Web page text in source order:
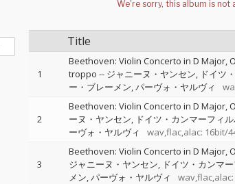
Title
1
Beethoven: Violin Concerto in D Major,
troppo -- ジャニーヌ・ヤンセン
ドイツ
ー・ブレーメン パーヴォ・ヤルヴィ
2
Beethoven: Violin Concerto in D Major,
ーヌ・ヤンセン
ドイツ・カンマーフィ
ーヴォ・ヤルヴィ
wav,flac,alac: 16bit/
3
Beethoven: Violin Concerto in D Major,
ジャニーヌ・ヤンセン
ドイツ・カンマ
メン パーヴォ・ヤルヴィ